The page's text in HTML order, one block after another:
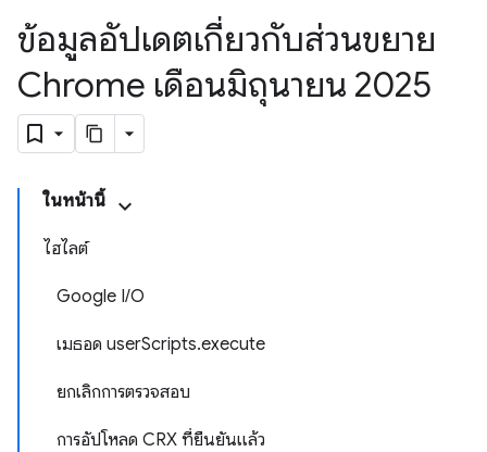
ข้อมูลอัปเดตเกี่ยวกับส่วนขยาย
Chrome เดือนมิถุนายน 2025
ในหน้านี้
ไฮไลต์
Google I/O
เมธอด userScripts.execute
ยกเลิกการตรวจสอบ
การอัปโหลด CRX ที่ยืนยันแล้ว